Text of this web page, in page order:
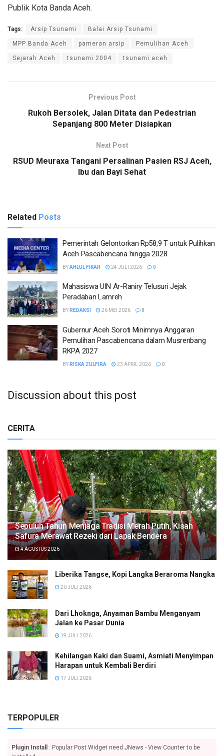
Publik Kota Banda Aceh.
Tags: Arsip Tsunami Balai Arsip Tsunami
MPP Banda Aceh pameran arsip Pemulihan Aceh
Sejarah Aceh tsunami 2004 tsunami aceh
Previous Post
Rukoh Bersolek, Jalan Ditata dan Pedestrian
Sepanjang 800 Meter Disiapkan
Next Post
RSUD Meuraxa Tangani Persalinan Pasien RSJ Aceh,
Ibu dan Bayi Sehat
Related Posts
Pemerintah Gelontorkan Rp58,9 T untuk Pulihkan
Aceh Pascabencana hingga 2028
BYAHLUL FIKAR 24 JULI 2026 0
Mahasiswa UIN Ar-Raniry Telusuri Jejak
Peradaban Lamreh
BY REDAKSI 26 MEI 2026 0
Gubernur Aceh Soroti Minimnya Anggaran
Pemulihan Pascabencana dalam Musrenbang
RKPA 2027
BY RISKA ZULFIRA 23 APRIL 2026 0
Discussion about this post
CERITA
Sepuluh Tahun Menjaga Tradisi Merah Putih, Kisah
Safura Merawat Rezeki dari Lapak Bendera
4 AGUSTUS 2026
Liberika Tangse, Kopi Langka Beraroma Nangka
20 JULI 2026
Dari Lhoknga, Anyaman Bambu Menganyam
Jalan ke Pasar Dunia
19 JULI 2026
Kehilangan Kaki dan Suami, Asmiati Menyimpan
Harapan untuk Kembali Berdiri
17 JULI 2026
TERPOPULER
Plugin Install
: Popular Post Widget need JNews - View Counter to be